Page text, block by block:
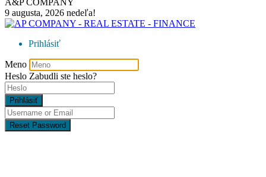
A&P COMPANY
9 augusta, 2026 nedeľa!
Prihlásiť
Meno
Heslo Zabudli ste heslo?
Prihlásiť
Reset Password